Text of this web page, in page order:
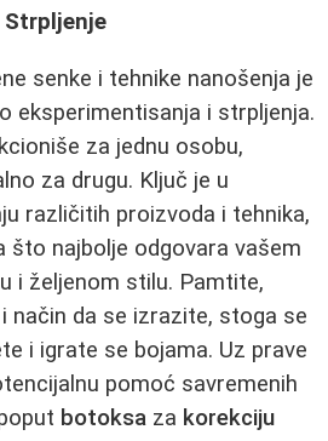
Strpljenje
senke i tehnike nanošenja je
eksperimentisanja i strpljenja.
za jednu osobu,
za drugu. Ključ je u
različitih proizvoda i tehnika,
što najbolje odgovara vašem
i željenom stilu. Pamtite,
način da se izrazite, stoga se
i igrate se bojama. Uz prave
pomoć savremenih
botoksa za korekciju